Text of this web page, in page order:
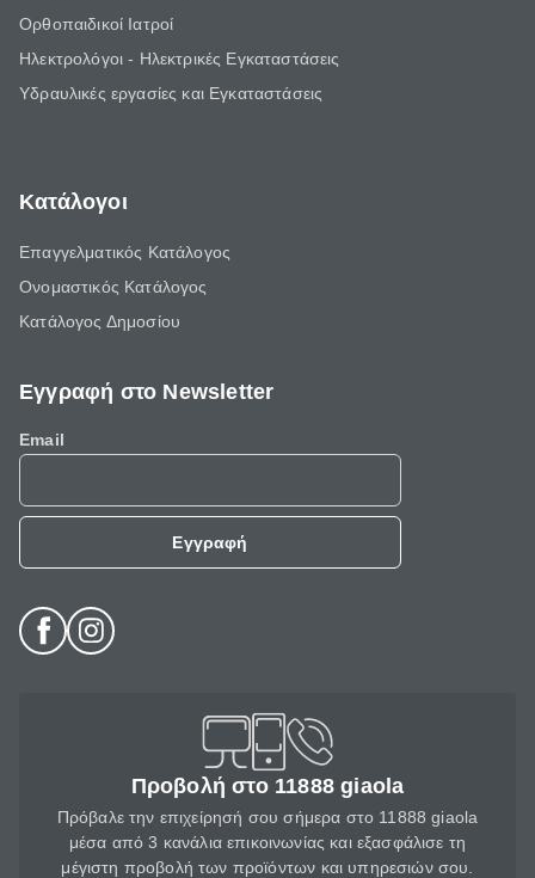
Ορθοπαιδικοί Ιατροί
Ηλεκτρολόγοι - Ηλεκτρικές Εγκαταστάσεις
Υδραυλικές εργασίες και Εγκαταστάσεις
Κατάλογοι
Επαγγελματικός Κατάλογος
Ονομαστικός Κατάλογος
Κατάλογος Δημοσίου
Εγγραφή στο Newsletter
Email
Εγγραφή
Προβολή στο 11888 giaola
Πρόβαλε την επιχείρησή σου σήμερα στο 11888 giaola
μέσα από 3 κανάλια επικοινωνίας και εξασφάλισε τη
μέγιστη προβολή των προϊόντων και υπηρεσιών σου.